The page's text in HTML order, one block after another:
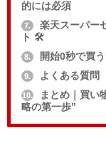
的には必須
7.
楽天スーパー
ト 🛠️
8. 開始0秒で買
9. よくある質問
10.
まとめ｜買い
略の第一歩”